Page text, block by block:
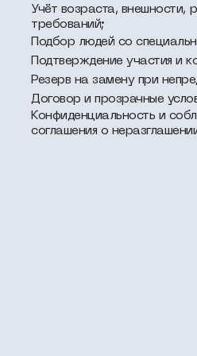
Учёт возраста, внешности,
требований;
Подбор людей со
Подтверждение участия и
Резерв на замену при
Договор и прозрачные
Конфиденциальность и
соглашения о